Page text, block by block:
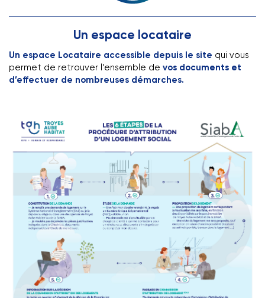
Un espace locataire
Un espace Locataire accessible depuis le site qui vous
permet de retrouver l’ensemble de vos documents et
d’effectuer de nombreuses démarches.